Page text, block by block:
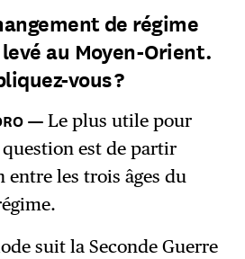
de régime
au Moyen-Orient.
vous ?
Le plus utile pour
est de partir
entre les trois âges du
suit la Seconde Guerre